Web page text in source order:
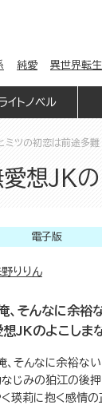
純愛 異世界転生
イトノベル
ツの初恋は前途多難
JKの
電子版
りりん
俺、そんなに余
想JKのよこしま
、そんなに余裕な
じみの狛江の後押
瑛莉に抱く感情